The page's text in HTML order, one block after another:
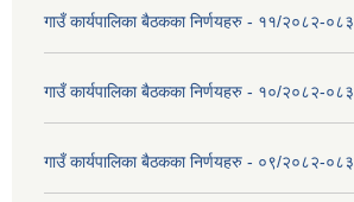
गाउँ कार्यपालिका बैठकका निर्णयहरु - ११/२०८२-०८३
गाउँ कार्यपालिका बैठकका निर्णयहरु - १०/२०८२-०८३
गाउँ कार्यपालिका बैठकका निर्णयहरु - ०९/२०८२-०८३